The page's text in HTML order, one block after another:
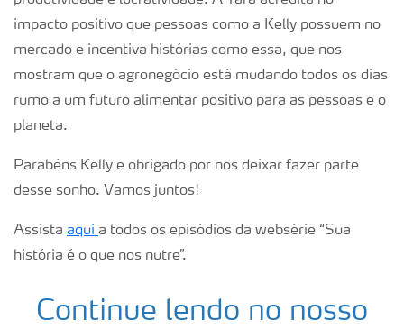
impacto positivo que pessoas como a Kelly possuem no
mercado e incentiva histórias como essa, que nos
mostram que o agronegócio está mudando todos os dias
rumo a um futuro alimentar positivo para as pessoas e o
planeta.
Parabéns Kelly e obrigado por nos deixar fazer parte
desse sonho. Vamos juntos!
Assista aqui a todos os episódios da websérie “Sua
história é o que nos nutre”.
Continue lendo no nosso